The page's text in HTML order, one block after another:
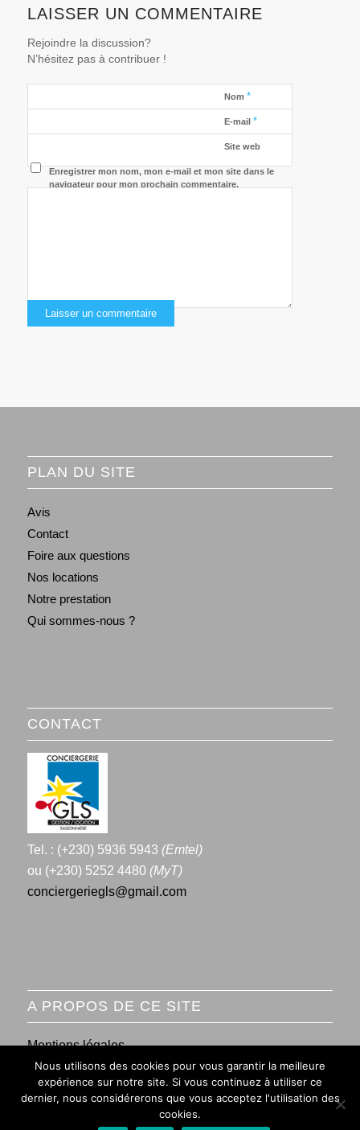
LAISSER UN COMMENTAIRE
Rejoindre la discussion?
N’hésitez pas à contribuer !
Nom *
E-mail *
Site web
Enregistrer mon nom, mon e-mail et mon site dans le
navigateur pour mon prochain commentaire.
PLAN DU SITE
Avis
Contact
Foire aux questions
Nos locations
Notre prestation
Qui sommes-nous ?
CONTACT
Tel. : (+230) 5936 5943 (Emtel)
ou (+230) 5252 4480 (MyT)
conciergeriegls@gmail.com
A PROPOS DE CE SITE
Mentions légales
Conditions générales de vente
Nous utilisons des cookies pour vous garantir la meilleure
expérience sur notre site. Si vous continuez à utiliser ce
dernier, nous considérerons que vous acceptez l'utilisation des
cookies.